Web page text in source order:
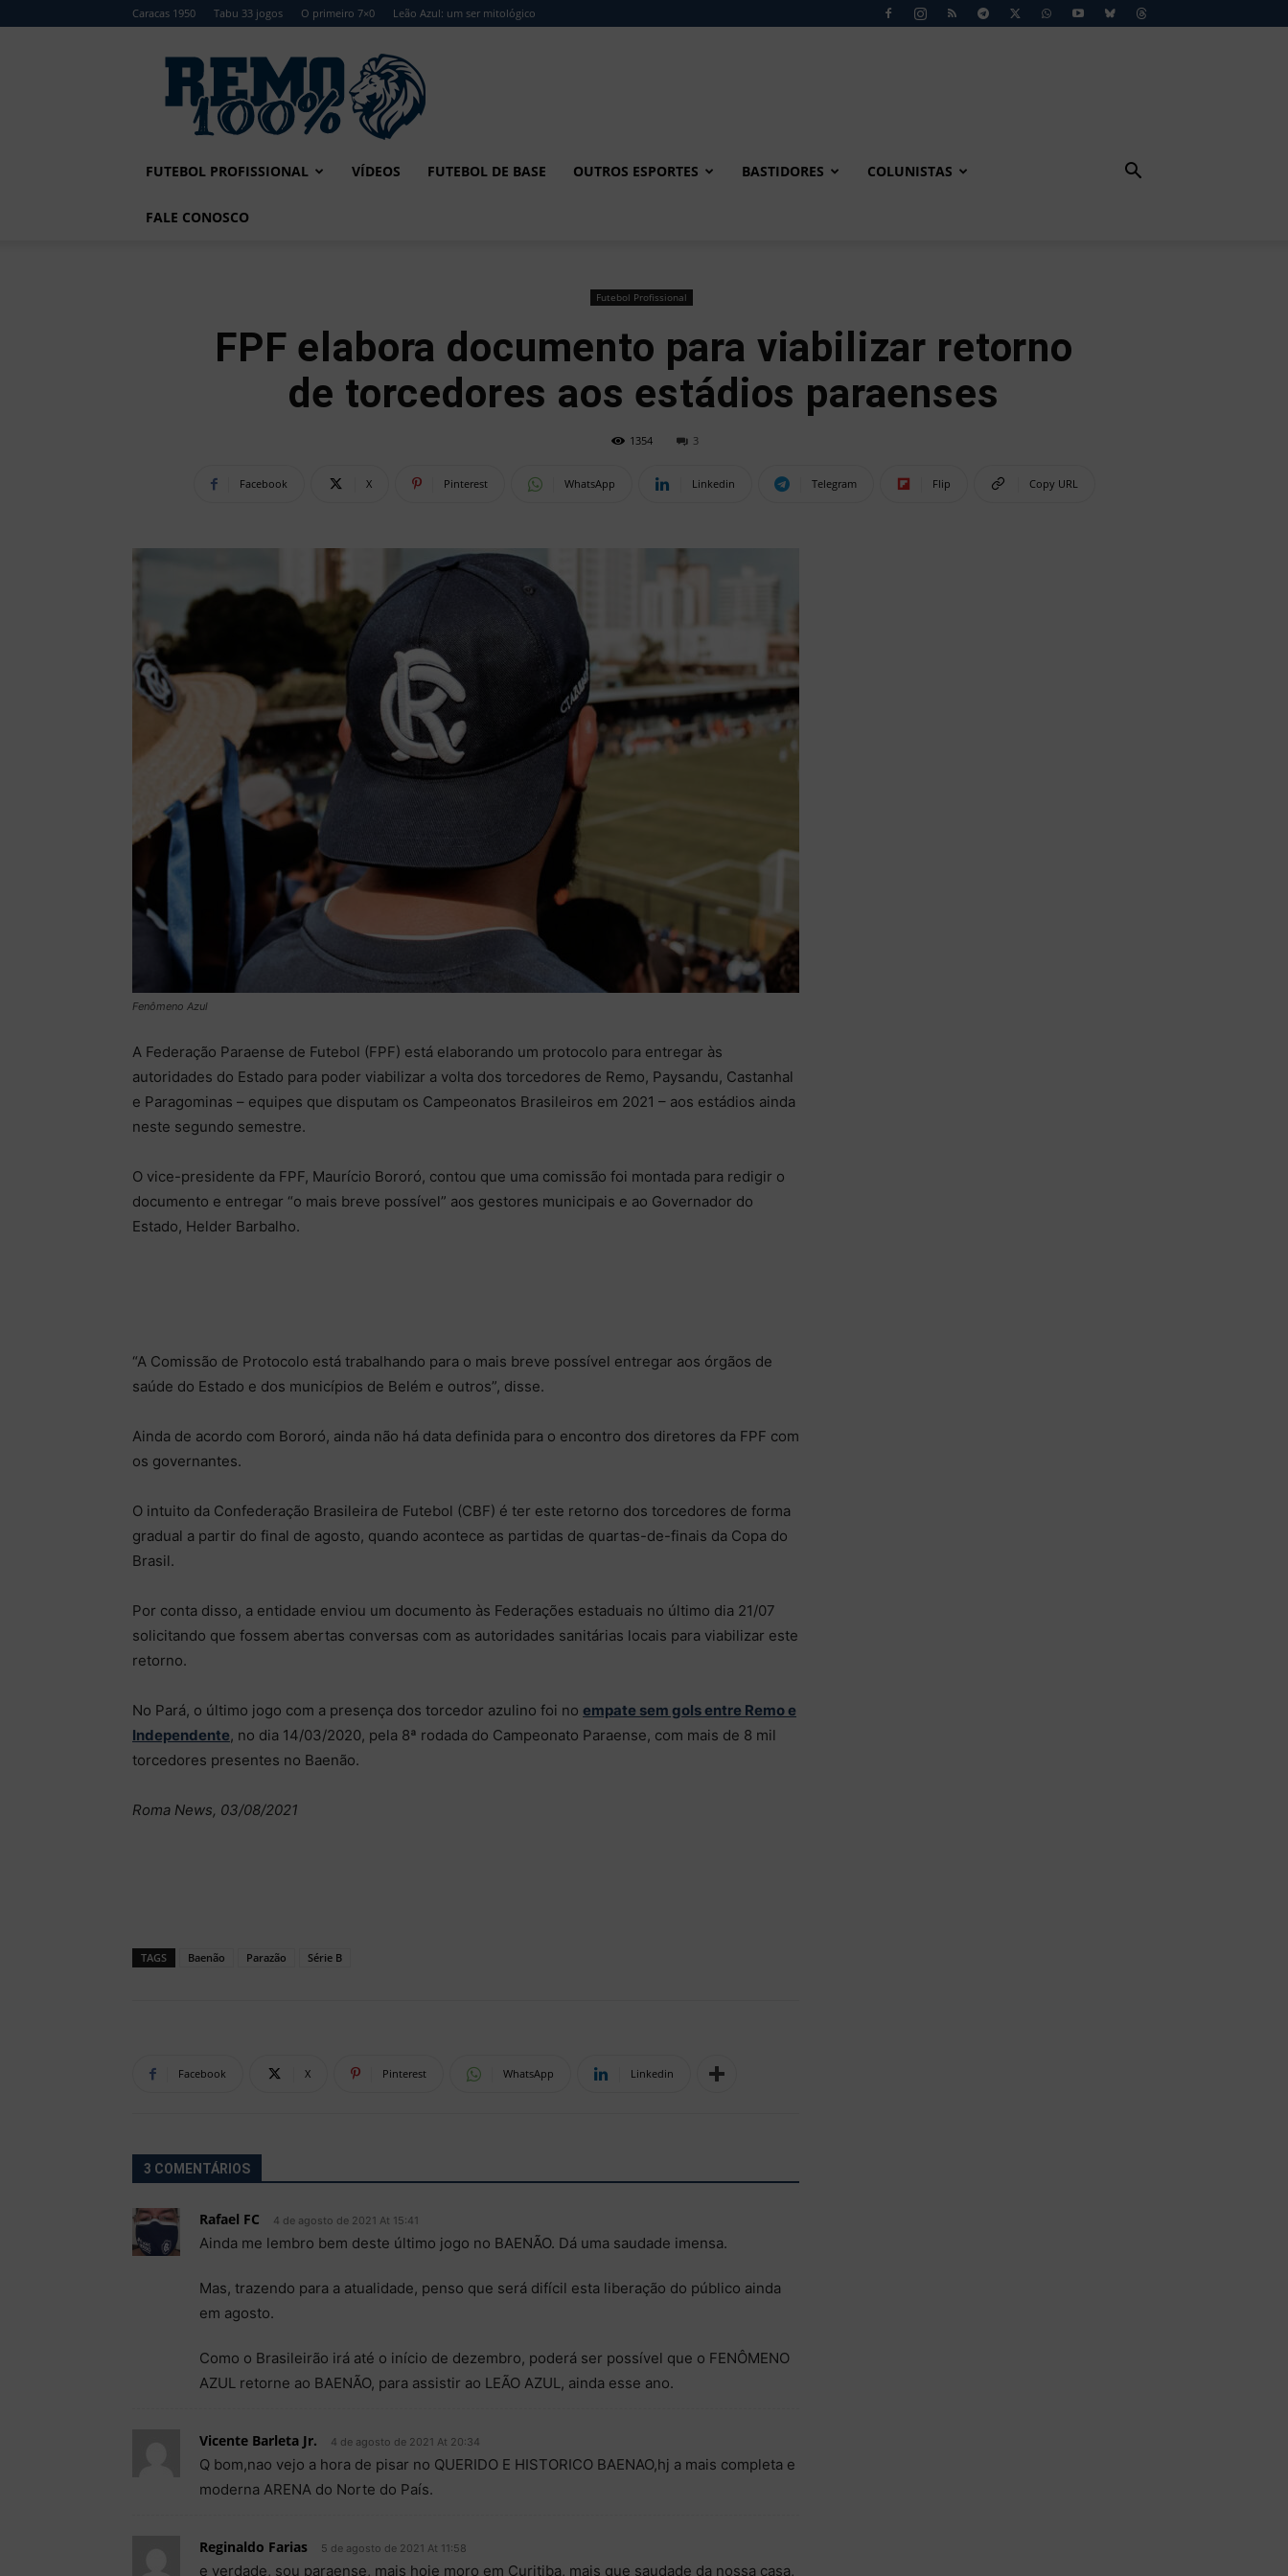
Caracas 1950 Tabu 33 jogos O primeiro 7×0 Leão Azul: um ser mitológico
Remo
FUTEBOL PROFISSIONAL VÍDEOS FUTEBOL DE BASE OUTROS ESPORTES BASTIDORES COLUNISTAS
FALE CONOSCO
Futebol Profissional
FPF elabora documento para viabilizar retorno
de torcedores aos estádios paraenses
1354 3
Facebook X Pinterest WhatsApp Linkedin Telegram Flip Copy URL
Fenômeno Azul
A Federação Paraense de Futebol (FPF) está elaborando um protocolo para entregar às
autoridades do Estado para poder viabilizar a volta dos torcedores de Remo, Paysandu, Castanhal
e Paragominas – equipes que disputam os Campeonatos Brasileiros em 2021 – aos estádios ainda
neste segundo semestre.
O vice-presidente da FPF, Maurício Bororó, contou que uma comissão foi montada para redigir o
documento e entregar “o mais breve possível” aos gestores municipais e ao Governador do
Estado, Helder Barbalho.
“A Comissão de Protocolo está trabalhando para o mais breve possível entregar aos órgãos de
saúde do Estado e dos municípios de Belém e outros”, disse.
Ainda de acordo com Bororó, ainda não há data definida para o encontro dos diretores da FPF com
os governantes.
O intuito da Confederação Brasileira de Futebol (CBF) é ter este retorno dos torcedores de forma
gradual a partir do final de agosto, quando acontece as partidas de quartas-de-finais da Copa do
Brasil.
Por conta disso, a entidade enviou um documento às Federações estaduais no último dia 21/07
solicitando que fossem abertas conversas com as autoridades sanitárias locais para viabilizar este
retorno.
No Pará, o último jogo com a presença dos torcedor azulino foi no empate sem gols entre Remo e
Independente, no dia 14/03/2020, pela 8ª rodada do Campeonato Paraense, com mais de 8 mil
torcedores presentes no Baenão.
Roma News, 03/08/2021
TAGS Baenão Parazão Série B
Facebook X Pinterest WhatsApp Linkedin
3 COMENTÁRIOS
Rafael FC 4 de agosto de 2021 At 15:41
Ainda me lembro bem deste último jogo no BAENÃO. Dá uma saudade imensa.
Mas, trazendo para a atualidade, penso que será difícil esta liberação do público ainda
em agosto.
Como o Brasileirão irá até o início de dezembro, poderá ser possível que o FENÔMENO
AZUL retorne ao BAENÃO, para assistir ao LEÃO AZUL, ainda esse ano.
Vicente Barleta Jr. 4 de agosto de 2021 At 20:34
Q bom,nao vejo a hora de pisar no QUERIDO E HISTORICO BAENAO,hj a mais completa e
moderna ARENA do Norte do País.
Reginaldo Farias 5 de agosto de 2021 At 11:58
e verdade, sou paraense, mais hoje moro em Curitiba, mais que saudade da nossa casa,